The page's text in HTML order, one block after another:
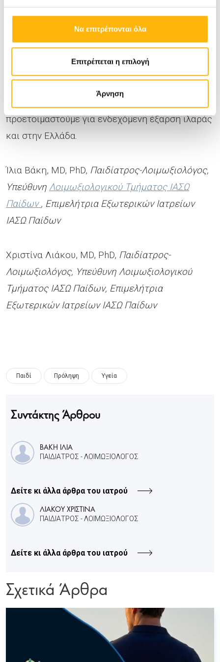
Να επιτρέπονται όλα
Επιτρέπεται η επιλογή
Άρνηση
Στην παρούσα φάση δεν υφίσταται λόγος
ιδιαίτερης ανησυχίας, αλλά πρέπει οι αρμόδιες
Αρχές να βρίσκονται σε εγρήγορση, καθώς
παρατηρείται όπως προαναφέρθηκε αύξηση
προετοιμαστούμε για ενδεχόμενη έξαρση ιλαράς
και στην Ελλάδα.
Ίλια Βάκη, MD, PhD, Παιδίατρος-Λοιμωξιολόγος,
Υπεύθυνη Λοιμωξιολογικού Τμήματος ΙΑΣΩ
Παίδων, Επιμελήτρια Εξωτερικών Ιατρείων
ΙΑΣΩ Παίδων
Χριστίνα Λιάκου, MD, PhD, Παιδίατρος-
Λοιμωξιολόγος, Υπεύθυνη Λοιμωξιολογικού
Τμήματος ΙΑΣΩ Παίδων, Επιμελήτρια
Εξωτερικών Ιατρείων ΙΑΣΩ Παίδων
Παιδί Πρόληψη Υγεία
Συντάκτης Άρθρου
ΒΑΚΗ ΙΛΙΑ
ΠΑΙΔΙΑΤΡΟΣ - ΛΟΙΜΩΞΙΟΛΟΓΟΣ
Δείτε κι άλλα άρθρα του ιατρού
ΛΙΑΚΟΥ ΧΡΙΣΤΙΝΑ
ΠΑΙΔΙΑΤΡΟΣ - ΛΟΙΜΩΞΙΟΛΟΓΟΣ
Δείτε κι άλλα άρθρα του ιατρού
Σχετικά Άρθρα